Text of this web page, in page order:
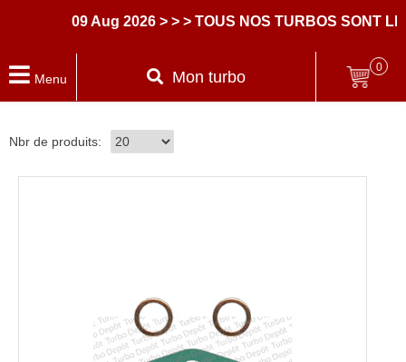
09 Aug 2026 > > > TOUS NOS TURBOS SONT
Menu Mon turbo
0
Nbr de produits: